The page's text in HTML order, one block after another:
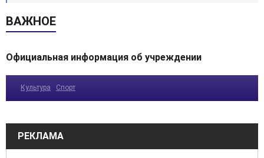
ВАЖНОЕ
Официальная информация об учреждении
Культура Спорт
РЕКЛАМА